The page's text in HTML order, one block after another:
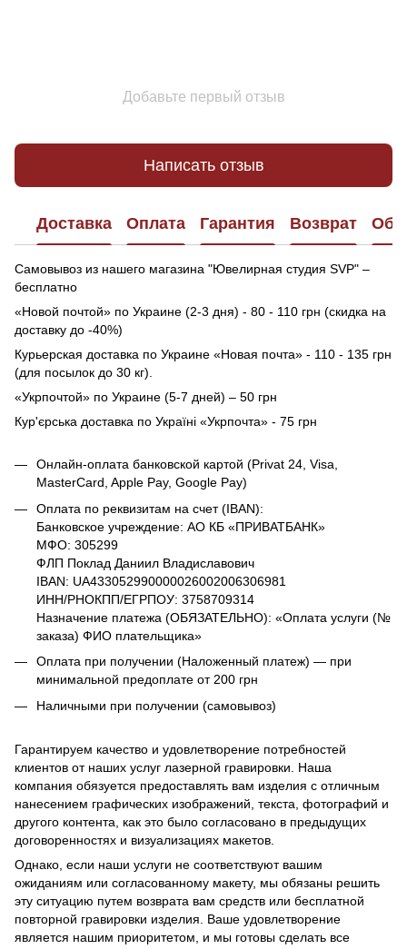
Добавьте первый отзыв
Написать отзыв
Доставка Оплата Гарантия Возврат
Самовывоз из нашего магазина "Ювелирная студия SVP" –
бесплатно
«Новой почтой» по Украине (2-3 дня) - 80 - 110 грн (скидка на
доставку до -40%)
Курьерская доставка по Украине «Новая почта» - 110 - 135 грн
(для посылок до 30 кг).
«Укрпочтой» по Украине (5-7 дней) – 50 грн
Кур'єрська доставка по Україні «Укрпочта» - 75 грн
Онлайн-оплата банковской картой (Privat 24, Visa,
MasterCard, Apple Pay, Google Pay)
Оплата по реквизитам на счет (IBAN):
Банковское учреждение: АО КБ «ПРИВАТБАНК»
МФО: 305299
ФЛП Поклад Даниил Владиславович
IBAN: UA433052990000026002006306981
ИНН/РНОКПП/ЕГРПОУ: 3758709314
Назначение платежа (ОБЯЗАТЕЛЬНО): «Оплата услуги (№
заказа) ФИО плательщика»
Оплата при получении (Наложенный платеж) — при
минимальной предоплате от 200 грн
Наличными при получении (самовывоз)
Гарантируем качество и удовлетворение потребностей
клиентов от наших услуг лазерной гравировки. Наша
компания обязуется предоставлять вам изделия с отличным
нанесением графических изображений, текста, фотографий и
другого контента, как это было согласовано в предыдущих
договоренностях и визуализациях макетов.
Однако, если наши услуги не соответствуют вашим
ожиданиям или согласованному макету, мы обязаны решить
эту ситуацию путем возврата вам средств или бесплатной
повторной гравировки изделия. Ваше удовлетворение
является нашим приоритетом, и мы готовы сделать все